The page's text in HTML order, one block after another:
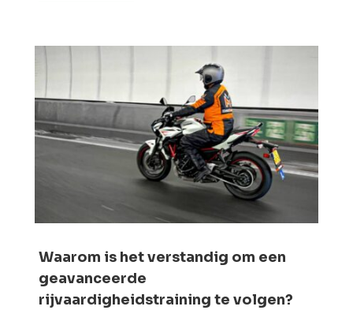
Waarom is het verstandig om een
geavanceerde
rijvaardigheidstraining te volgen?